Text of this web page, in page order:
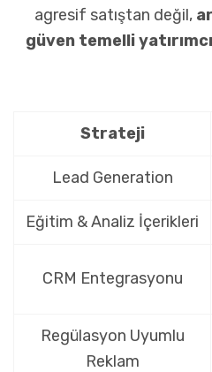
agresif satıştan değil,
güven temelli
Strateji
Lead Generation
Eğitim & Analiz İçerikleri
CRM Entegrasyonu
Regülasyon Uyumlu
Reklam